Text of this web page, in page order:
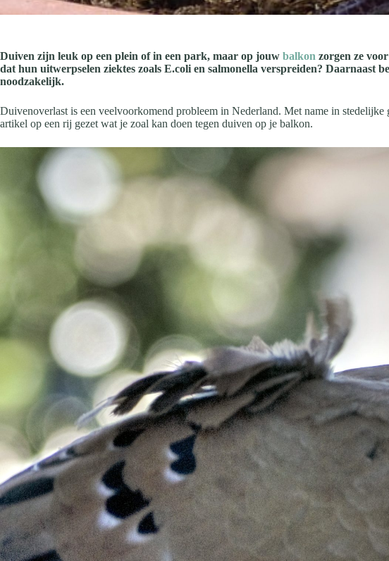
Duiven zijn leuk op een plein of in een park, maar op jouw balkon zorgen ze
dat hun uitwerpselen ziektes zoals E.coli en salmonella verspreiden? Daarnaast
noodzakelijk.
Duivenoverlast is een veelvoorkomend probleem in Nederland. Met name in
artikel op een rij gezet wat je zoal kan doen tegen duiven op je balkon.